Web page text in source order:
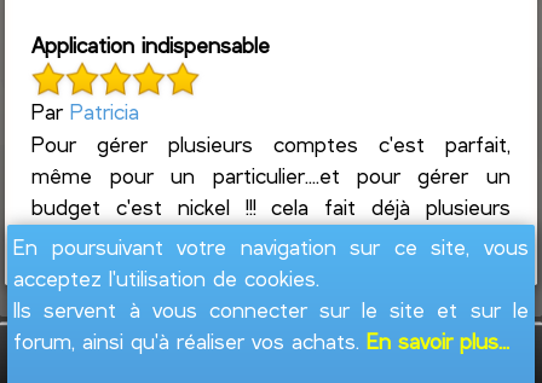
Application indispensable
ParPatricia
Pour gérer plusieurs comptes c'est parfait,
même pour un particulier....et pour gérer un
budget c'est nickel !!! cela fait déjà plusieurs
années que je l'utilise et j'en suis ravie.
En poursuivant votre navigation sur ce site, vous
acceptez l'utilisation de cookies.
Ils servent à vous connecter sur le site et sur le
forum, ainsi qu'à réaliser vos achats.En savoir plus...
GesFine - Copyright © 2008 - 2026Jacques